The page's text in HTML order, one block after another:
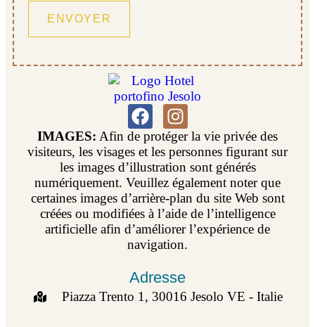
IMAGES: Afin de protéger la vie privée des
visiteurs, les visages et les personnes figurant sur
les images d’illustration sont générés
numériquement. Veuillez également noter que
certaines images d’arrière-plan du site Web sont
créées ou modifiées à l’aide de l’intelligence
artificielle afin d’améliorer l’expérience de
navigation.
Adresse
Piazza Trento 1, 30016 Jesolo VE - Italie